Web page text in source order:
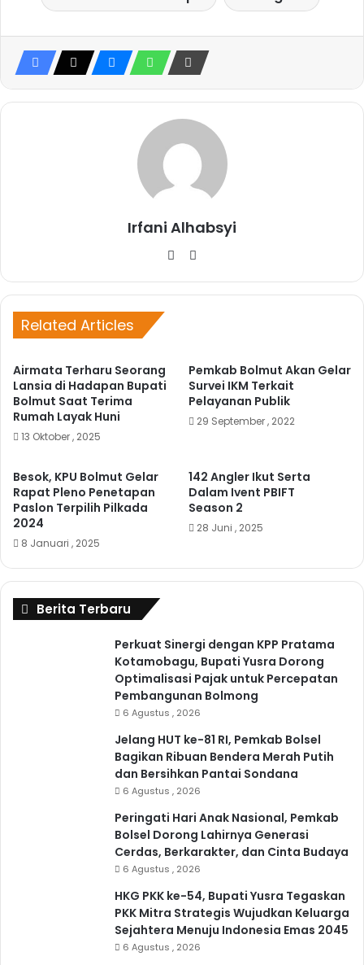
Irfani Alhabsyi
W
sit bo
Related Articles
Airmata Terharu Seorang
Lansia di Hadapan Bupati
Bolmut Saat Terima
Rumah Layak Huni
13 Oktober , 2025
Pemkab Bolmut Akan Gelar
Survei IKM Terkait
Pelayanan Publik
29 September , 2022
Besok, KPU Bolmut Gelar
Rapat Pleno Penetapan
Paslon Terpilih Pilkada
2024
8 Januari , 2025
142 Angler Ikut Serta
Dalam Ivent PBIFT
Season 2
28 Juni , 2025
Berita Terbaru
Perkuat Sinergi dengan KPP Pratama
Kotamobagu, Bupati Yusra Dorong
Optimalisasi Pajak untuk Percepatan
Pembangunan Bolmong
6 Agustus , 2026
Jelang HUT ke-81 RI, Pemkab Bolsel
Bagikan Ribuan Bendera Merah Putih
dan Bersihkan Pantai Sondana
6 Agustus , 2026
Peringati Hari Anak Nasional, Pemkab
Bolsel Dorong Lahirnya Generasi
Cerdas, Berkarakter, dan Cinta Budaya
6 Agustus , 2026
HKG PKK ke-54, Bupati Yusra Tegaskan
PKK Mitra Strategis Wujudkan Keluarga
Sejahtera Menuju Indonesia Emas 2045
6 Agustus , 2026